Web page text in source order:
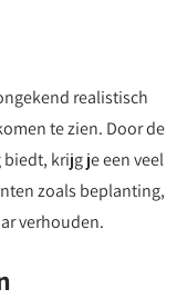
realistisch
te zien. Door de
krijg je een veel
zoals beplanting,
verhouden.